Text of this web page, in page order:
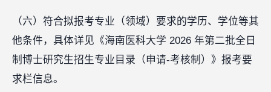
（六）符合拟报考专业（领域）要求的学历、学位等其
他条件，具体详见《海南医科大学 2026 年第二批全日
制博士研究生招生专业目录（申请-考核制）》报考要
求栏信息。